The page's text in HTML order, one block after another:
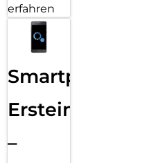
erfahren
Smartphone
Ersteinrichtung
–